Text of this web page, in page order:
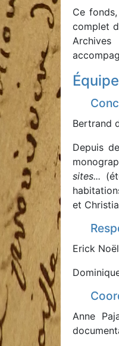
Ce
complet
Bertrand
Depuis
sites...
et
Erick
Anne